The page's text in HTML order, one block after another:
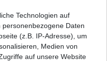
Technologien auf
Daten
(z.B. IP-Adresse), um
Medien von
auf unsere Website